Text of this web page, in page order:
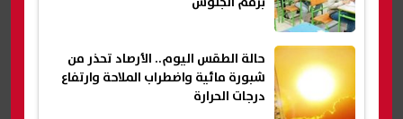
حالة الطقس اليوم.. الأرصاد تحذر من
شبورة مائية واضطراب الملاحة وارتفاع
درجات الحرارة